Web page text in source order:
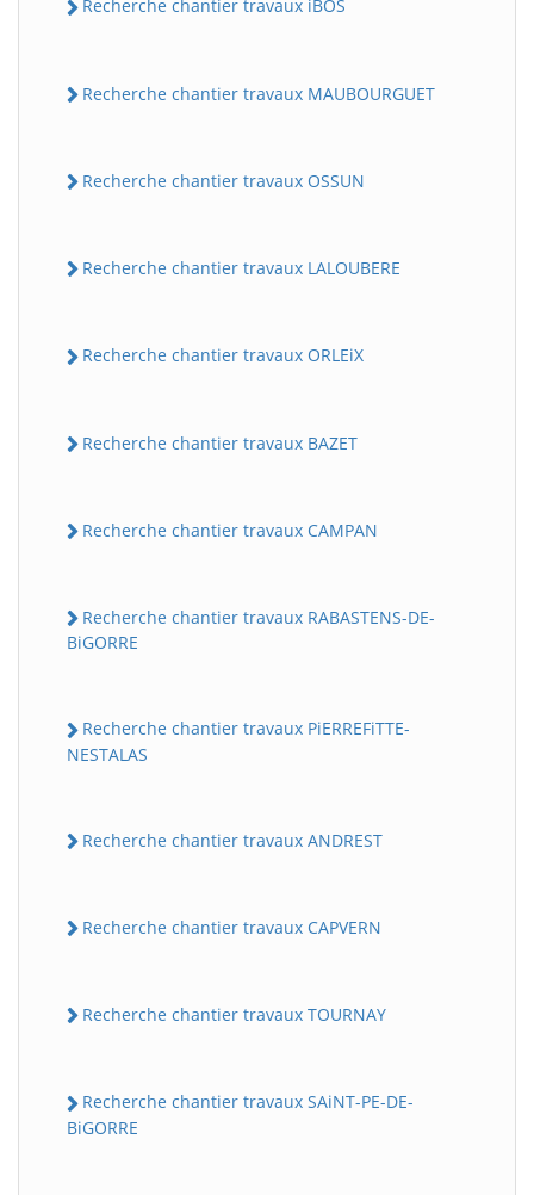
Recherche chantier travaux iBOS
Recherche chantier travaux MAUBOURGUET
Recherche chantier travaux OSSUN
Recherche chantier travaux LALOUBERE
Recherche chantier travaux ORLEiX
Recherche chantier travaux BAZET
Recherche chantier travaux CAMPAN
Recherche chantier travaux RABASTENS-DE-
BiGORRE
Recherche chantier travaux PiERREFiTTE-
NESTALAS
Recherche chantier travaux ANDREST
Recherche chantier travaux CAPVERN
Recherche chantier travaux TOURNAY
Recherche chantier travaux SAiNT-PE-DE-
BiGORRE